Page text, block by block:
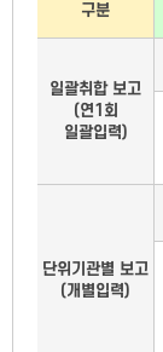
구분
일괄취합 보고
(연1회
일괄입력)
단위기관별 보고
(개별입력)